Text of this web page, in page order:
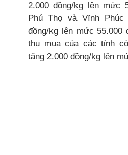
2.000 đồng/kg lên mức
Phú Thọ và Vĩnh
đồng/kg lên mức 55.000
thu mua của các tỉnh
tăng 2.000 đồng/kg lên